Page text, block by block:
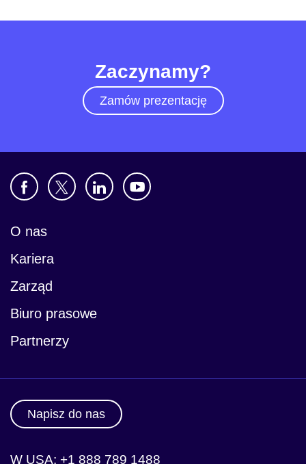
Zaczynamy?
Zamów prezentację
O nas
Kariera
Zarząd
Biuro prasowe
Partnerzy
Napisz do nas
W USA: +1 888 789 1488